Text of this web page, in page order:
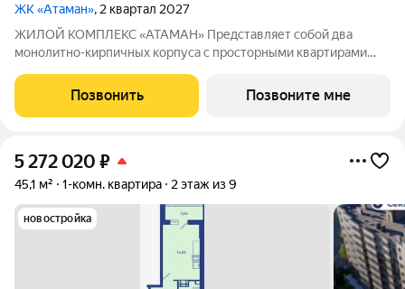
ЖК «Атаман», 2 квартал 2027
ЖИЛОЙ КОМПЛЕКС «АТАМАН» Представляет собой два
монолитно-кирпичных корпуса с просторными квартирами
территории организовано озеленение, детские и спортивные
площадки с зонами для отдыха. Рядом
Позвонить Позвоните мне
5 272 020 ₽
45,1 м² 1-комн. квартира 2 этаж из 9
новостройка